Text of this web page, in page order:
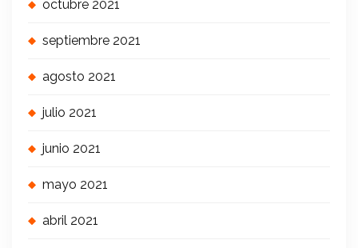
octubre 2021
septiembre 2021
agosto 2021
julio 2021
junio 2021
mayo 2021
abril 2021